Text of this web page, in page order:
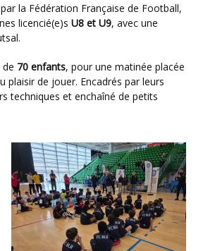
licencié(e)s U8 et U9, avec une
70 enfants, pour une matinée placée
plaisir de jouer. Encadrés par leurs
techniques et enchaîné de petits